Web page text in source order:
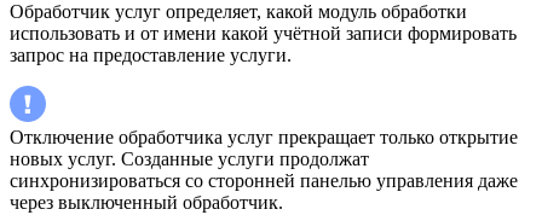
Обработчик услуг определяет, какой модуль обработки
использовать и от имени какой учётной записи формировать
запрос на предоставление услуги.
Отключение обработчика услуг прекращает только открытие
новых услуг. Созданные услуги продолжат
синхронизироваться со сторонней панелью управления даже
через выключенный обработчик.